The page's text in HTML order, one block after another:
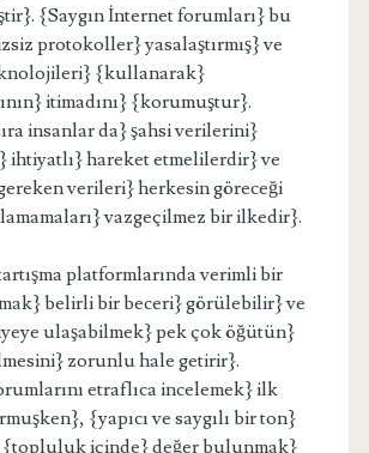
{Saygın İnternet forumları} bu
protokoller} yasalaştırmış} ve
{kullanarak}
itimadını} {korumuştur}.
insanlar da} şahsi verilerini}
ihtiyatlı} hareket etmelilerdir} ve
verileri} herkesin göreceği
vazgeçilmez bir ilkedir}.
platformlarında verimli bir
belirli bir beceri} görülebilir} ve
ulaşabilmek} pek çok öğütün}
zorunlu hale getirir}.
etraflıca incelemek} ilk
{yapıcı ve saygılı bir ton}
{topluluk içinde} değer bulunmak}